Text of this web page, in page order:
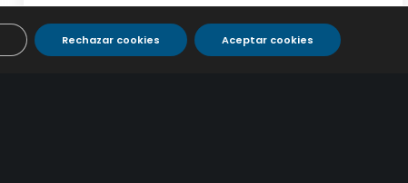
Aceptar cookies
Rechazar cookies